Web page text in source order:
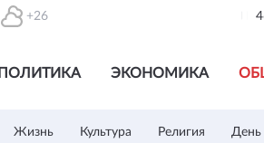
+26
ПОЛИТИКА ЭКОНОМИКА
Жизнь Культура Религия День